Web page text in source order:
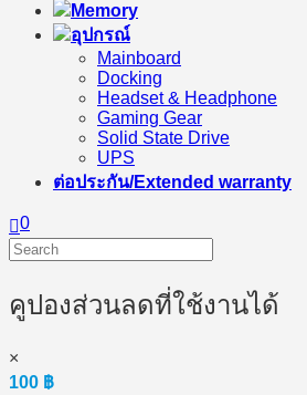
Memory
อุปกรณ์
Mainboard
Docking
Headset & Headphone
Gaming Gear
Solid State Drive
UPS
ต่อประกัน/Extended warranty
0
คูปองส่วนลดที่ใช้งานได้
×
100 ฿